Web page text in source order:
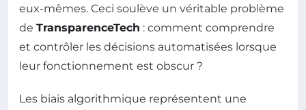
eux-mêmes. Ceci soulève un véritable problème
de TransparenceTech : comment comprendre
et contrôler les décisions automatisées lorsque
leur fonctionnement est obscur ?
Les biais algorithmique représentent une